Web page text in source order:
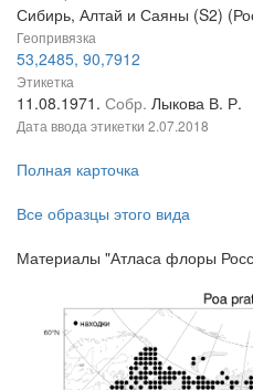
Сибирь, Алтай и Саяны (S2)
Геопривязка
53,2485, 90,7912
Этикетка
11.08.1971. Собр. Лыкова В. Р.
Дата ввода этикетки 2.07.2018
Полная карточка
Все образцы этого вида
Материалы "Атласа флоры